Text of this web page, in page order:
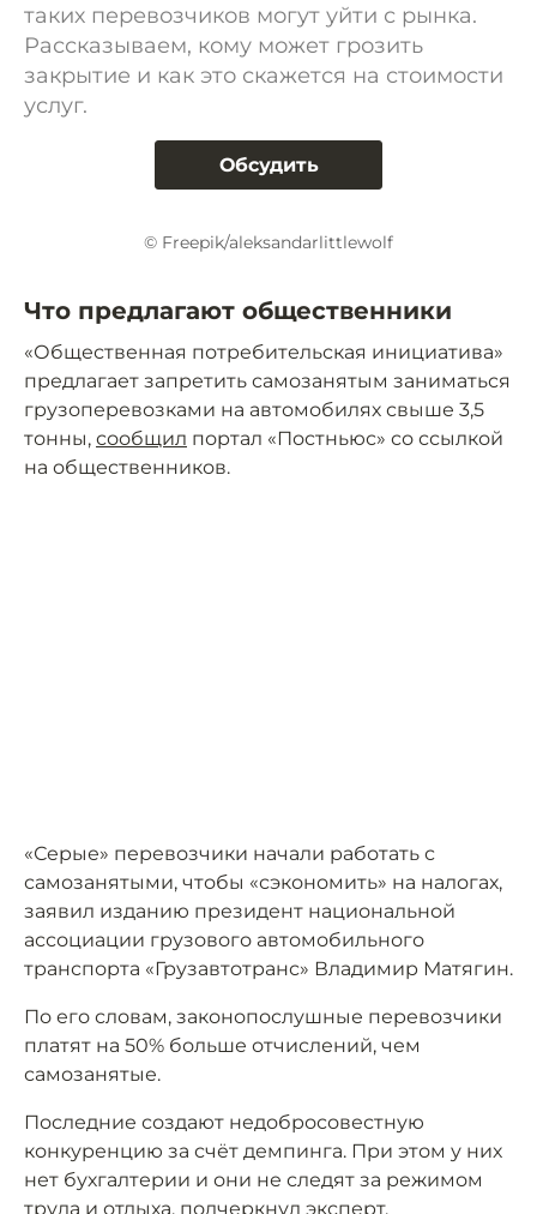
таких перевозчиков могут уйти с рынка.
Рассказываем, кому может грозить
закрытие и как это скажется на стоимости
услуг.
Обсудить
© Freepik/aleksandarlittlewolf
Что предлагают общественники
«Общественная потребительская инициатива»
предлагает запретить самозанятым заниматься
грузоперевозками на автомобилях свыше 3,5
тонны, сообщил портал «Постньюс» со ссылкой
на общественников.
«Серые» перевозчики начали работать с
самозанятыми, чтобы «сэкономить» на налогах,
заявил изданию президент национальной
ассоциации грузового автомобильного
транспорта «Грузавтотранс» Владимир Матягин.
По его словам, законопослушные перевозчики
платят на 50% больше отчислений, чем
самозанятые.
Последние создают недобросовестную
конкуренцию за счёт демпинга. При этом у них
нет бухгалтерии и они не следят за режимом
труда и отдыха, подчеркнул эксперт.